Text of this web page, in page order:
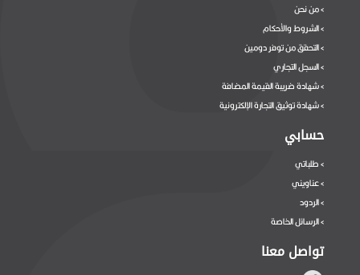
>من نحن
>الشروط والأحكام
>التحقق من توفر دومين
>السجل التجاري
>شهادة ضريبة القيمة المضافة
>شهادة توثيق التجارة الإلكترونية
حسابي
>طلباتي
>عناويني
>الردود
>الرسائل الخاصة
تواصل معنا